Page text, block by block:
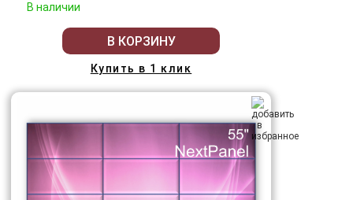
В наличии
В КОРЗИНУ
Купить в 1 клик